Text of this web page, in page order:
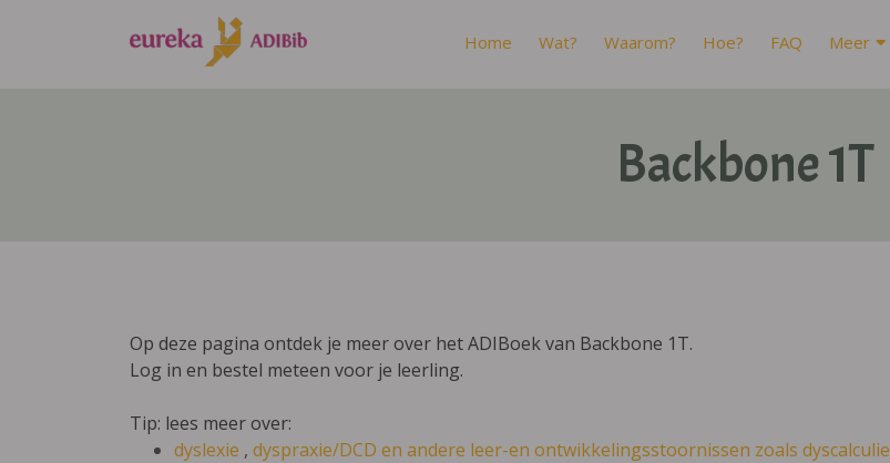
Home Wat? Waarom? Hoe? FAQ Meer
Backbone 1T
Op deze pagina ontdek je meer over het ADIBoek van Backbone 1T.
Log in en bestel meteen voor je leerling.
Tip: lees meer over:
dyslexie , dyspraxie/DCD en andere leer-en ontwikkelingsstoornissen zoals dyscalculie